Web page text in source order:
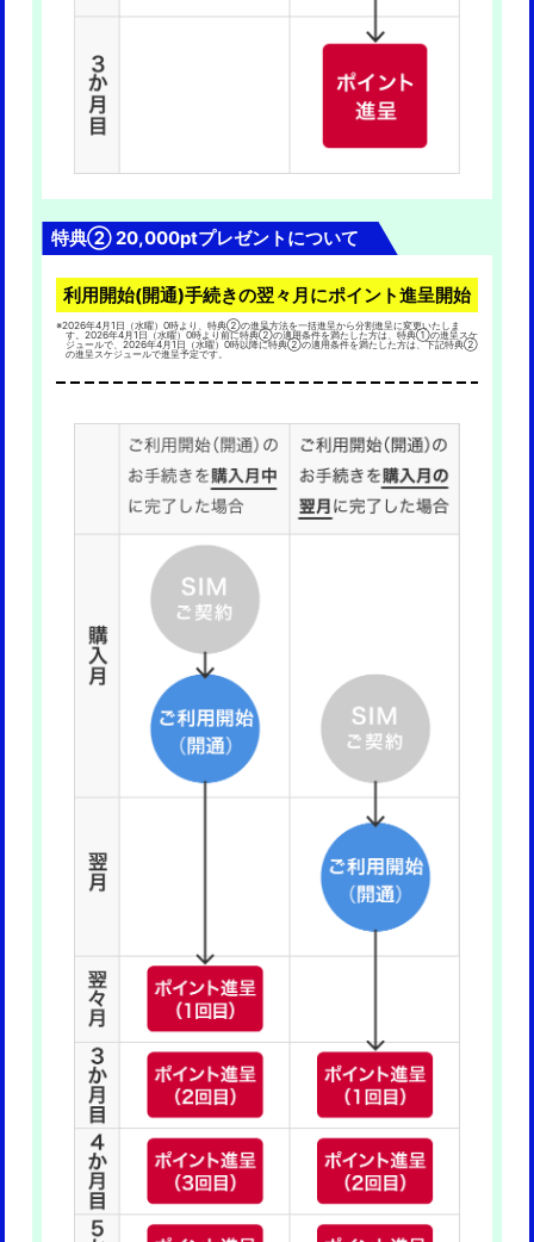
※一部のお客さまはMyインフォメールに登録されないことが
ございますが、本キャンペーンのエントリーには影響ござ
いません。
特典② 20,000ptプレゼントについて
利用開始(開通)手続きの翌々月にポイント進呈開始
※2026年4月1日（水曜）0時より、特典②の進呈方法を一括進呈から分割進呈に変更いたしま
す。2026年4月1日（水曜）0時より前に特典②の適用条件を満たした方は、特典①の進呈スケ
ジュールで、2026年4月1日（水曜）0時以降に特典②の適用条件を満たした方は、下記特典②
の進呈スケジュールで進呈予定です。